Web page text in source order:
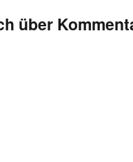
über